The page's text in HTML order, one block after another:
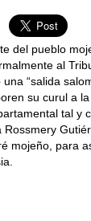
del pueblo
al
“salida
su curul a la
tal y
Rossmery
mojeño, para